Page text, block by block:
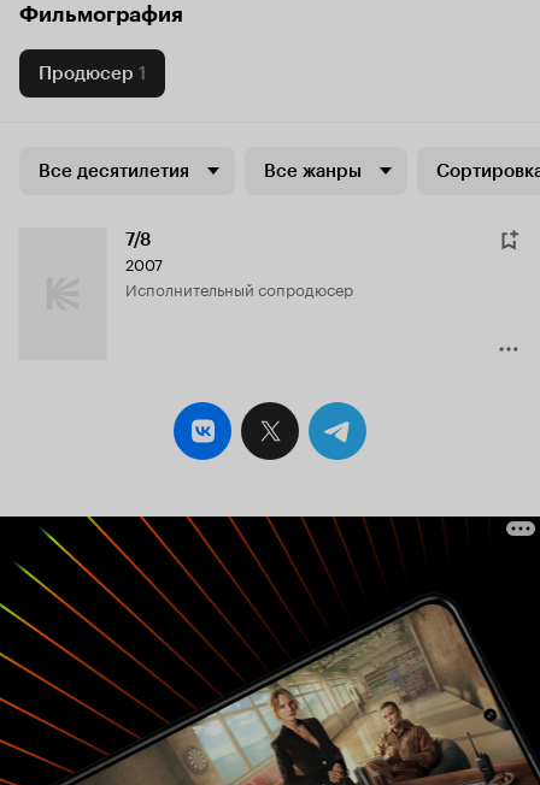
Фильмография
Продюсер 1
Все десятилетия Все жанры
7/8
2007
исполнительный сопродюсер